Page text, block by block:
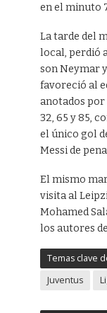
en el minuto
La tarde del
local, perdió
son Neymar
favoreció al
anotados por
32, 65 y 85,
el único gol
Messi de
El mismo
visita al
Mohamed
los autores
Temas clave
Juventus